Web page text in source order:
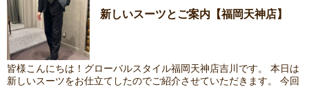
新しいスーツとご案内【福岡天神店】
皆様こんにちは！グローバルスタイル福岡天神店吉川です。 本日は
新しいスーツをお仕立てしたのでご紹介させていただきます。 今回